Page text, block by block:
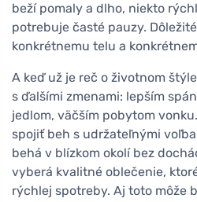
beží pomaly a dlho, niekto
potrebuje časté pauzy.
konkrétnemu telu a
A keď už je reč o životnom
s ďalšími zmenami: lepším
jedlom, väčším pobytom
spojiť beh s udržateľnými
behá v blízkom okolí bez
vyberá kvalitné oblečenie,
rýchlej spotreby. Aj toto môže